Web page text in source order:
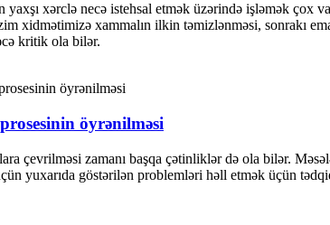
yaxşı xərclə necə istehsal etmək üzərində işləmək
xidmətimizə xammalın ilkin təmizlənməsi, sonrakı
kritik ola bilər.
öyrənilməsi
çevrilməsi zamanı başqa çətinliklər də ola bilər.
yuxarıda göstərilən problemləri həll etmək üçün